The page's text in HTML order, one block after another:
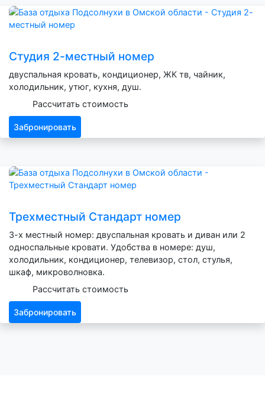
Студия 2-местный номер
двуспальная кровать, кондиционер, ЖК тв, чайник,
холодильник, утюг, кухня, душ.
Рассчитать стоимость
Забронировать
Трехместный Стандарт номер
3-х местный номер: двуспальная кровать и диван или 2
односпальные кровати. Удобства в номере: душ,
холодильник, кондиционер, телевизор, стол, стулья,
шкаф, микроволновка.
Рассчитать стоимость
Забронировать